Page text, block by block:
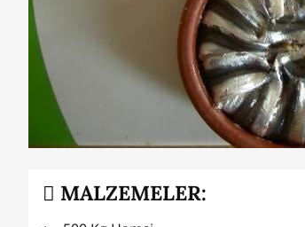
MALZEMELER: